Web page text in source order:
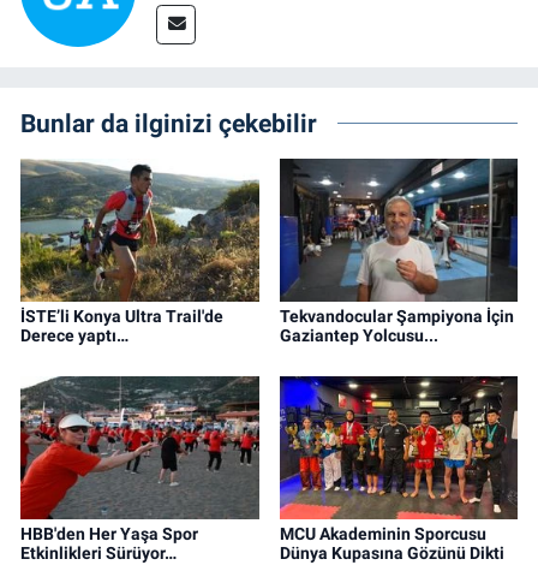
Bunlar da ilginizi çekebilir
İSTE’li Konya Ultra Trail'de
Derece yaptı…
Tekvandocular Şampiyona İçin
Gaziantep Yolcusu...
HBB'den Her Yaşa Spor
Etkinlikleri Sürüyor…
MCU Akademinin Sporcusu
Dünya Kupasına Gözünü Dikti